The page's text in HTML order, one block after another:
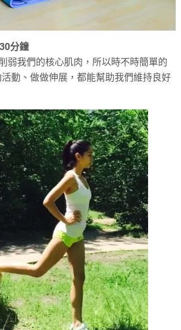
30分鐘
弱我們的核心肌肉，所以時不時簡單的
動、做做伸展，都能幫助我們維持良好